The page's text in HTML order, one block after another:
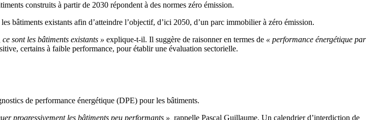
construits à partir de 2030 répondent à des normes zéro émission.
bâtiments existants afin d’atteindre l’objectif, d’ici 2050, d’un parc immobilier à zéro émission.
sont les bâtiments existants » explique-t-il. Il suggère de raisonner en termes de « performance énergétique par
certains à faible performance, pour établir une évaluation sectorielle.
de performance énergétique (DPE) pour les bâtiments.
progressivement les bâtiments peu performants », rappelle Pascal Guillaume. Un calendrierd’interdiction de